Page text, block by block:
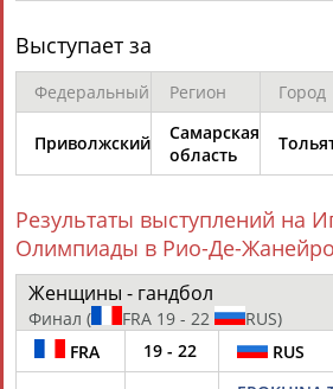
ЦЕЛИ ПРОЕКТА
Вопросы сотрудничества и совместной
© Стадион, 1998-2026
Разработка и поддержка ООО НАИТ «Стадион»
Адресов в новостной рассылке: 997
Подпишись
Выступает за
Федеральный Регион Город
Приволжский
Самарская
область
Результаты выступлений на
Олимпиады в Рио-Де-Жанейро
Женщины - гандбол
Финал ( FRA 19 - 22
RUS)
FRA
19 - 22
RUS